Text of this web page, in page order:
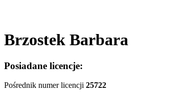
Brzostek Barbara
Posiadane licencje:
Pośrednik numer licencji 25722